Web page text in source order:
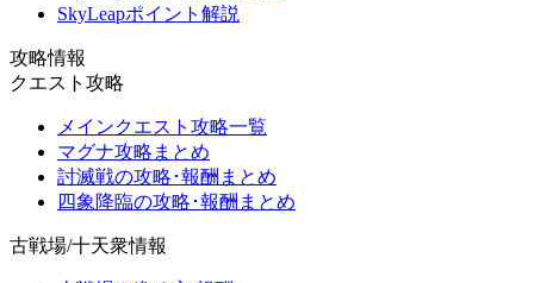
SkyLeapポイント解説
攻略情報
クエスト攻略
メインクエスト攻略一覧
マグナ攻略まとめ
討滅戦の攻略･報酬まとめ
四象降臨の攻略･報酬まとめ
古戦場/十天衆情報